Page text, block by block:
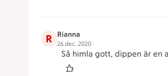
R Rianna
26 dec. 2020
Så himla gott, dippen är en